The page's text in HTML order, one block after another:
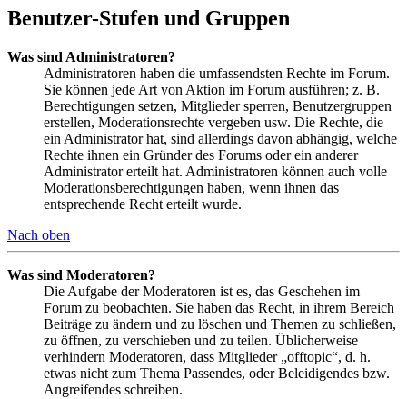
Benutzer-Stufen und Gruppen
Was sind Administratoren?
Administratoren haben die umfassendsten Rechte im Forum.
Sie können jede Art von Aktion im Forum ausführen; z. B.
Berechtigungen setzen, Mitglieder sperren, Benutzergruppen
erstellen, Moderationsrechte vergeben usw. Die Rechte, die
ein Administrator hat, sind allerdings davon abhängig, welche
Rechte ihnen ein Gründer des Forums oder ein anderer
Administrator erteilt hat. Administratoren können auch volle
Moderationsberechtigungen haben, wenn ihnen das
entsprechende Recht erteilt wurde.
Nach oben
Was sind Moderatoren?
Die Aufgabe der Moderatoren ist es, das Geschehen im
Forum zu beobachten. Sie haben das Recht, in ihrem Bereich
Beiträge zu ändern und zu löschen und Themen zu schließen,
zu öffnen, zu verschieben und zu teilen. Üblicherweise
verhindern Moderatoren, dass Mitglieder „offtopic“, d. h.
etwas nicht zum Thema Passendes, oder Beleidigendes bzw.
Angreifendes schreiben.